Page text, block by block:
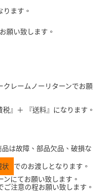
ます。
願い致します。
クレームノーリターンでお願
』＋ 『送料』になります。
品は故障、部品欠品、破損な
状
でのお渡しとなります。
にてお願い致します。
注意の程お願い致します。